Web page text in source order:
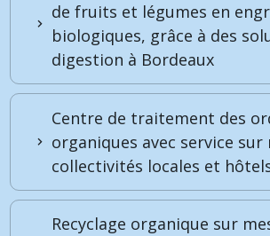
de fruits et légumes en
biologiques, grâce à des
digestion à Bordeaux
Centre de traitement des
organiques avec service
collectivités locales et
Recyclage organique sur